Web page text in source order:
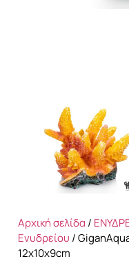
Αρχική σελίδα /
Ενυδρείου /
12x10x9cm